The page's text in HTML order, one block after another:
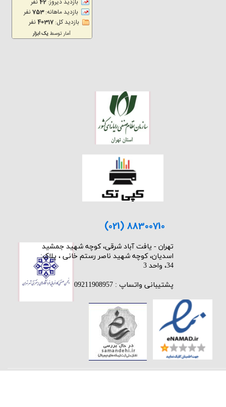
(021) 88300710
​تهران - یافت آباد شرقی، کوچه شهید جمشید
اسدیان، کوچه شهید ناصر رستم خانی ، پلاک:
34، واحد 3
پشتیبانی واتساپ : 09211908957